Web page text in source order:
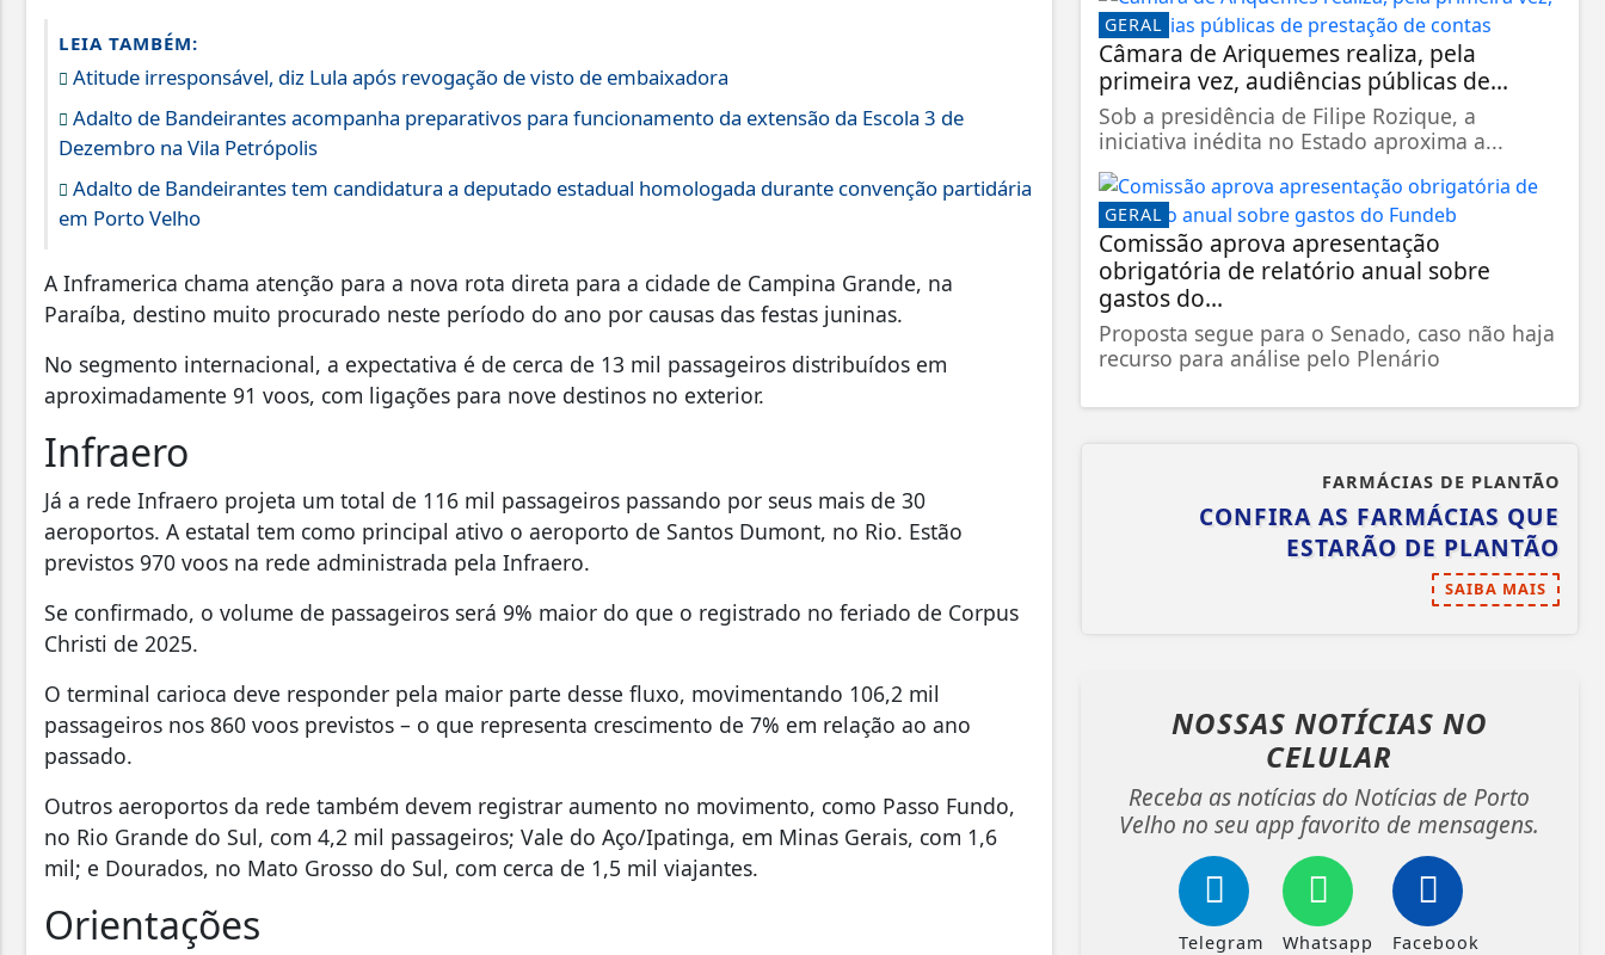
LEIA TAMBÉM:
Atitude irresponsável, diz Lula após revogação de visto de embaixadora
Adalto de Bandeirantes acompanha preparativos para funcionamento da extensão da Escola 3 de
Dezembro na Vila Petrópolis
Adalto de Bandeirantes tem candidatura a deputado estadual homologada durante convenção partidária
em Porto Velho
A Inframerica chama atenção para a nova rota direta para a cidade de Campina Grande, na
Paraíba, destino muito procurado neste período do ano por causas das festas juninas.
No segmento internacional, a expectativa é de cerca de 13 mil passageiros distribuídos em
aproximadamente 91 voos, com ligações para nove destinos no exterior.
Infraero
Já a rede Infraero projeta um total de 116 mil passageiros passando por seus mais de 30
aeroportos. A estatal tem como principal ativo o aeroporto de Santos Dumont, no Rio. Estão
previstos 970 voos na rede administrada pela Infraero.
Se confirmado, o volume de passageiros será 9% maior do que o registrado no feriado de Corpus
Christi de 2025.
O terminal carioca deve responder pela maior parte desse fluxo, movimentando 106,2 mil
passageiros nos 860 voos previstos – o que representa crescimento de 7% em relação ao ano
passado.
Outros aeroportos da rede também devem registrar aumento no movimento, como Passo Fundo,
no Rio Grande do Sul, com 4,2 mil passageiros; Vale do Aço/Ipatinga, em Minas Gerais, com 1,6
mil; e Dourados, no Mato Grosso do Sul, com cerca de 1,5 mil viajantes.
Orientações
GERAL
Câmara de Ariquemes realiza, pela
primeira vez, audiências públicas de...
Sob a presidência de Filipe Rozique, a
iniciativa inédita no Estado aproxima a...
GERAL
Comissão aprova apresentação
obrigatória de relatório anual sobre
gastos do...
Proposta segue para o Senado, caso não haja
recurso para análise pelo Plenário
FARMÁCIAS DE PLANTÃO
CONFIRA AS FARMÁCIAS QUE
ESTARÃO DE PLANTÃO
SAIBA MAIS
NOSSAS NOTÍCIAS NO
CELULAR
Receba as notícias do Notícias de Porto
Velho no seu app favorito de mensagens.
Telegram Whatsapp Facebook